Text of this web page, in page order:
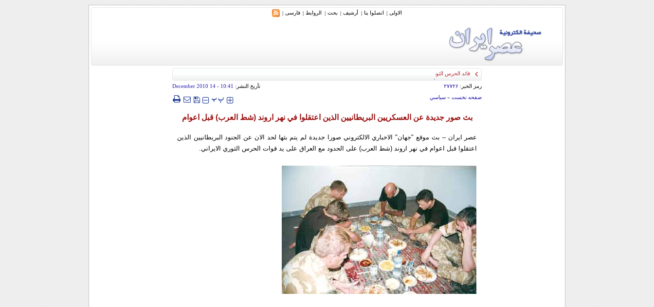
الاولی | اتصلوا بنا | أرشیف | بحث | الروابط | فارسی |
قائد الحرس الثوري: إيران ستدمر أمريكا وإسرائيل والسعودية إذا تجاوزت خطوط طهران الحمراء
رمز الخبر: ۲۷۷۲۶ تأريخ النشر: 10:41
- 14 December 2010
صفحه نخست» سياسي ‍‍‍ پپ
بث صور جديدة عن العسكريين البريطانيين الذين اعتقلوا في نهر اروند (شط العرب) قبل اعوام
عصر ايران – بث موقع "جهان" الاخباري الالكتروني صورا جديدة لم يتم بثها لحد الان عن الجنود البريطانيين الذين
اعتقلوا قبل اعوام في نهر اروند (شط العرب) على الحدود مع العراق على يد قوات الحرس الثوري الايراني.